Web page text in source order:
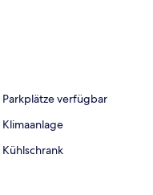
Parkplätze verfügbar
Klimaanlage
Kühlschrank